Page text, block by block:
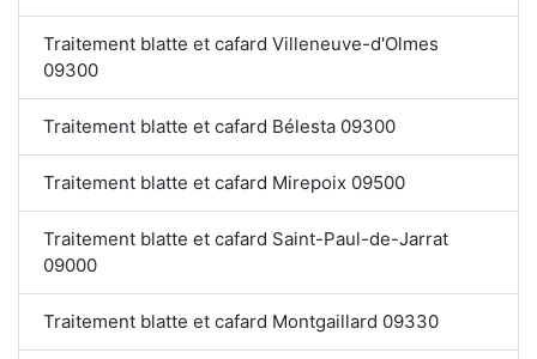
Traitement blatte et cafard Villeneuve-d'Olmes
09300
Traitement blatte et cafard Bélesta 09300
Traitement blatte et cafard Mirepoix 09500
Traitement blatte et cafard Saint-Paul-de-Jarrat
09000
Traitement blatte et cafard Montgaillard 09330